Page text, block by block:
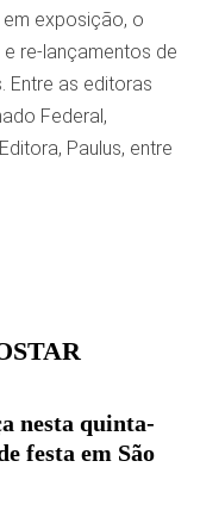
exposição, o
re-lançamentos de
Entre as editoras
Federal,
Paulus, entre
nesta quinta-
festa em São